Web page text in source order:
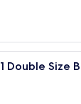
Une
Double Size